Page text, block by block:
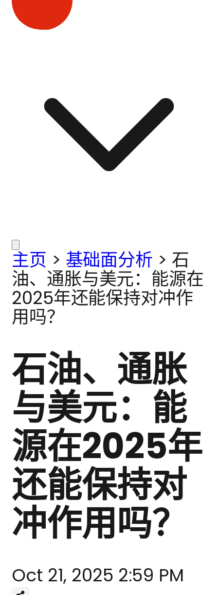
主页 > 基础面分析 > 石
油、通胀与美元：能源在
2025年还能保持对冲作
用吗？
石油、通胀
与美元：能
源在2025年
还能保持对
冲作用吗？
Oct 21, 2025 2:59 PM